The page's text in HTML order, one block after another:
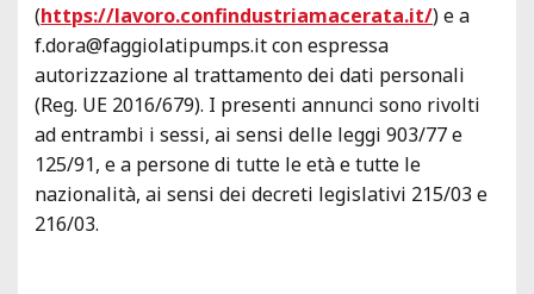
(https://lavoro.confindustriamacerata.it/) e a
f.dora@faggiolatipumps.it con espressa
autorizzazione al trattamento dei dati personali
(Reg. UE 2016/679). I presenti annunci sono rivolti
ad entrambi i sessi, ai sensi delle leggi 903/77 e
125/91, e a persone di tutte le età e tutte le
nazionalità, ai sensi dei decreti legislativi 215/03 e
216/03.